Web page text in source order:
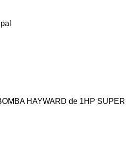
HAYWARD de 1HP SUPER